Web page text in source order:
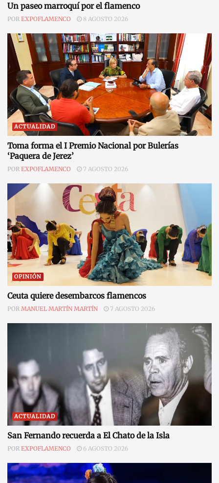
Un paseo marroquí por el flamenco
POR EXPOFLAMENCO 8 AGOSTO 2026
ACTUALIDAD
Toma forma el I Premio Nacional por Bulerías
‘Paquera de Jerez’
POR EXPOFLAMENCO 7 AGOSTO 2026
OPINIÓN
Ceuta quiere desembarcos flamencos
POR MANUEL MARTÍN MARTÍN 7 AGOSTO 2026
ACTUALIDAD
San Fernando recuerda a El Chato de la Isla
POR EXPOFLAMENCO 6 AGOSTO 2026